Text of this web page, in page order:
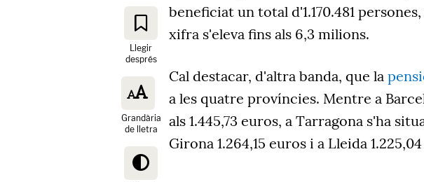
Llegir
després
Grandària
de lletra
beneficiat un total d'1.170.481
xifra s'eleva fins als 6,3 milions.
Cal destacar, d'altra banda, que la
a les quatre províncies. Mentre a
als 1.445,73 euros, a Tarragona s'ha
Girona 1.264,15 euros i a Lleida